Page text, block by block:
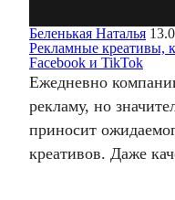
Беленькая Наталья
Рекламные креативы,
Facebook и TikTok
Ежедневно
рекламу, но
приносит
креативов. Даже